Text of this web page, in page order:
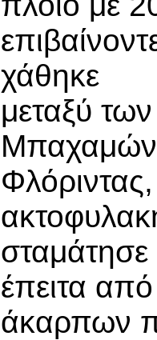
χάθηκε
μεταξύ των
Μπαχαμών
σταμάτησε
έπειτα
άκαρπων